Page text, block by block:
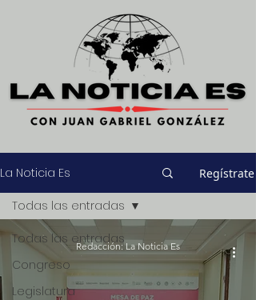
La Noticia Es Regístrate
Todas las entradas
Congreso
Legislatura
Todas las entradas
Redacción: La Noticia Es